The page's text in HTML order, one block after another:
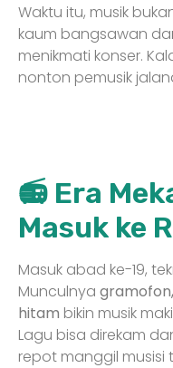
Waktu itu, musik
kaum bangsawan
menikmati konser.
nonton pemusik
📻 Era
Masuk ke
Masuk abad ke-19,
Munculnya
hitam bikin musik
Lagu bisa direkam
repot manggil